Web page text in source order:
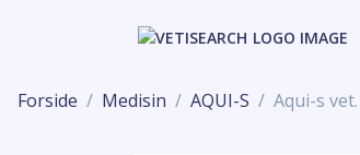
Forside Medisin AQUI-S Aqui-s vet.